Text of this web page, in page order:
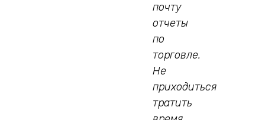
почту
отчеты
по
торговле.
Не
приходиться
тратить